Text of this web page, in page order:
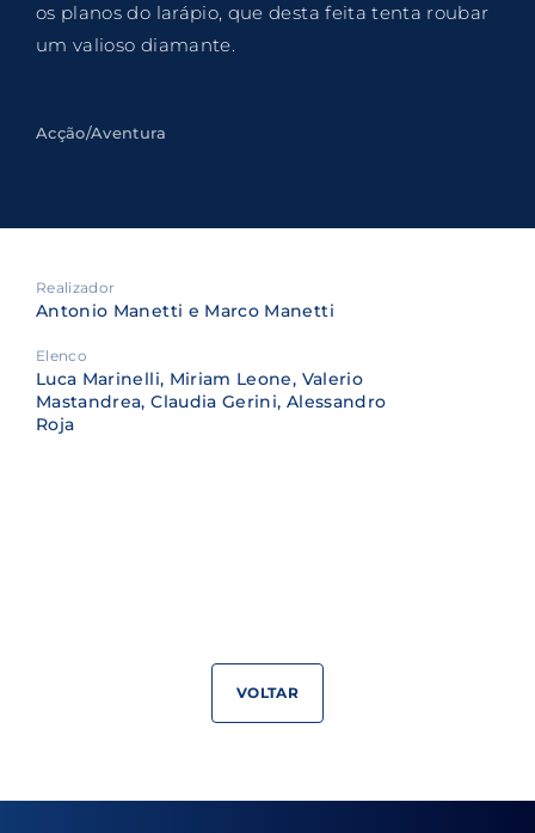
os planos do larápio, que desta feita tenta roubar
um valioso diamante.
Acção/Aventura
Realizador
Antonio Manetti e Marco Manetti
Elenco
Luca Marinelli, Miriam Leone, Valerio
Mastandrea, Claudia Gerini, Alessandro
Roja
VOLTAR